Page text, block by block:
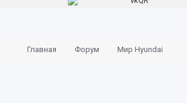
Главная Форум Мир Hyundai